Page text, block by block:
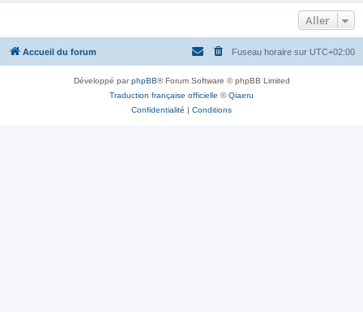
Aller
Accueil du forum Fuseau horaire sur UTC+02:00
Développé parphpBB® Forum Software © phpBB Limited
Traduction française officielle ©Qiaeru
Confidentialité | Conditions